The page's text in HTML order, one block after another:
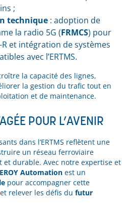
;
technique : adoption de
la radio 5G (FRMCS) pour
R et intégration de systèmes
avec l’ERTMS.
la capacité des lignes,
la gestion du trafic tout en
et de maintenance.
POUR L’AVENIR
dans l’ERTMS reflètent une
un réseau ferroviaire
durable. Avec notre expertise et
Automation est un
pour accompagner cette
et relever les défis du futur